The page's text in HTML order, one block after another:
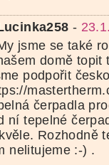
-
jsme se také
domě topit
podpořit
čerpadla
ní tepelné
Rozhodně
nelitujeme :-) .